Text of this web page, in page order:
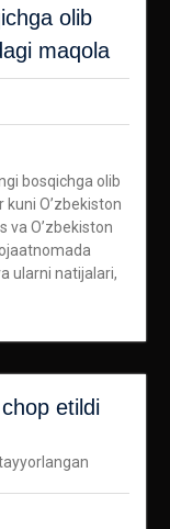
olib
maqola
bosqichga olib
O’zbekiston
va O’zbekiston
ularni natijalari,
chop etildi